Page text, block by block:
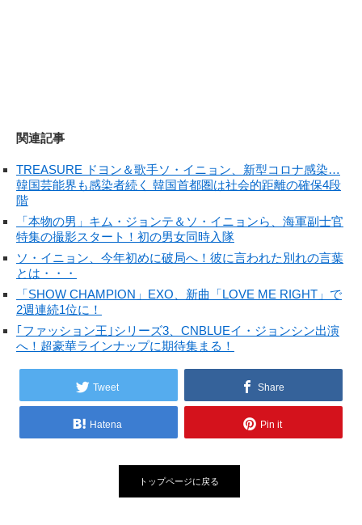
関連記事
TREASURE ドヨン＆歌手ソ・イニョン、新型コロナ感染…
韓国芸能界も感染者続く 韓国首都圏は社会的距離の確保4段
階
「本物の男」キム・ジョンテ＆ソ・イニョンら、海軍副士官
特集の撮影スタート！初の男女同時入隊
ソ・イニョン、今年初めに破局へ！彼に言われた別れの言葉
とは・・・
「SHOW CHAMPION」EXO、新曲「LOVE ME RIGHT」で
2週連続1位に！
｢ファッション王｣シリーズ3、CNBLUEイ・ジョンシン出演
へ！超豪華ラインナップに期待集まる！
Tweet Share
Hatena Pin it
トップページに戻る